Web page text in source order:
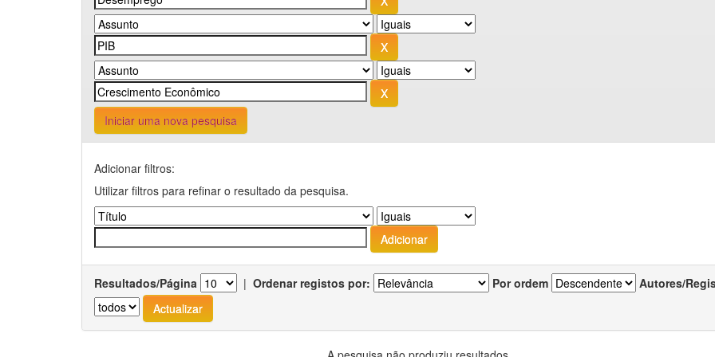
Iniciar uma nova pesquisa
Adicionar filtros:
Utilizar filtros para refinar o resultado da pesquisa.
Resultados/Página | Ordenar registos por: Por ordem Autores/